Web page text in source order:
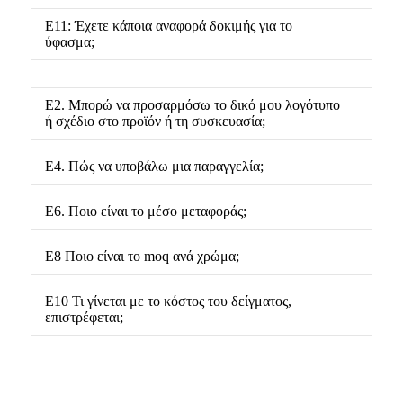
Ε11: Έχετε κάποια αναφορά δοκιμής για το
ύφασμα;
Ε2. Μπορώ να προσαρμόσω το δικό μου λογότυπο
ή σχέδιο στο προϊόν ή τη συσκευασία;
Ε4. Πώς να υποβάλω μια παραγγελία;
Ε6. Ποιο είναι το μέσο μεταφοράς;
Ε8 Ποιο είναι το moq ανά χρώμα;
Ε10 Τι γίνεται με το κόστος του δείγματος,
επιστρέφεται;